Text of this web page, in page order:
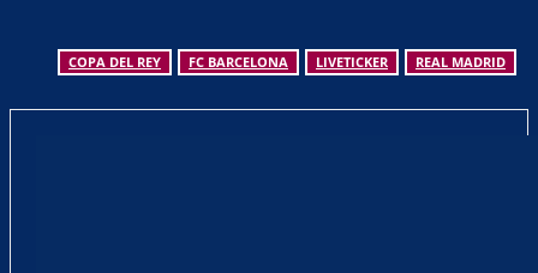
COPA DEL REY FC BARCELONA LIVETICKER REAL MADRID